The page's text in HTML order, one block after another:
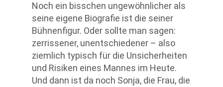
Noch ein bisschen ungewöhnlicher als
seine eigene Biografie ist die seiner
Bühnenfigur. Oder sollte man sagen:
zerrissener, unentschiedener – also
ziemlich typisch für die Unsicherheiten
und Risiken eines Mannes im Heute.
Und dann ist da noch Sonja, die Frau, die